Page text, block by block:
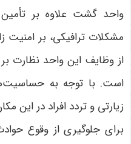
واحد گشت علاوه بر
مشکلات ترافیکی، بر امنیت
از وظایف این واحد نظارت
است. با توجه به
زیارتی و تردد افراد در این
برای جلوگیری از وقوع